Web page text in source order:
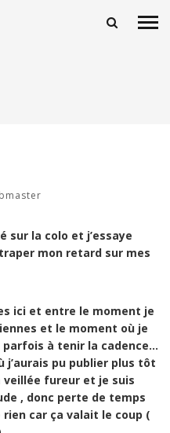
sur la colo et j’essaye
mon retard sur mes
ici et entre le moment je
et le moment où je
j’aurais pu publier plus tôt
veillée fureur et je suis
, donc perte de temps
car ça valait le coup (